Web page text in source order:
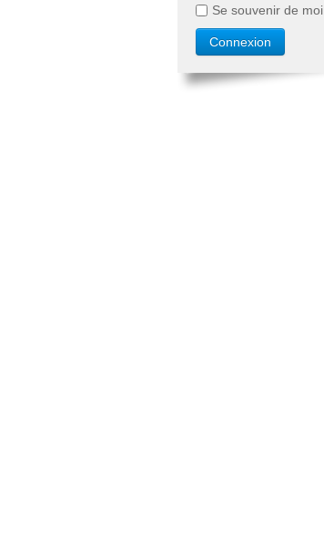
Se souvenir de moi